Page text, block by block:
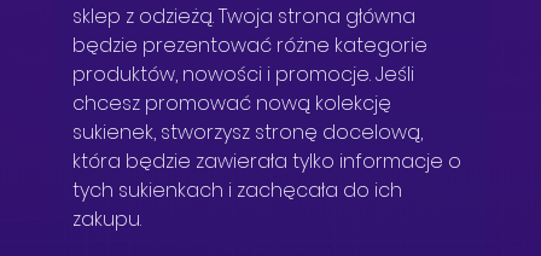
sklep z odzieżą. Twoja strona główna
będzie prezentować różne kategorie
produktów, nowości i promocje. Jeśli
chcesz promować nową kolekcję
sukienek, stworzysz stronę docelową,
która będzie zawierała tylko informacje o
tych sukienkach i zachęcała do ich
zakupu.